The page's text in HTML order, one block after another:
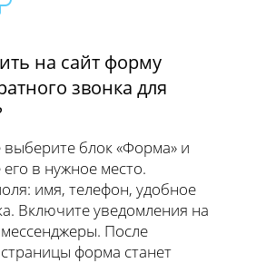
на сайт форму
звонка для
выберите блок «Форма» и
в нужное место.
имя, телефон, удобное
Включите уведомления на
После
форма станет